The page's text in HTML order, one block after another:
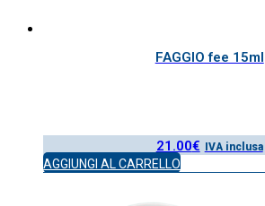
FAGGIO fee 15ml
21.00€ IVA inclusa
AGGIUNGI AL CARRELLO